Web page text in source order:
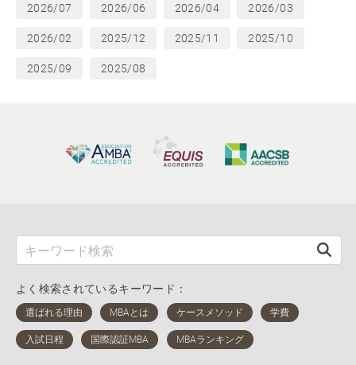
2026/07 2026/06 2026/04 2026/03
2026/02 2025/12 2025/11 2025/10
2025/09 2025/08
よく検索されているキーワード：